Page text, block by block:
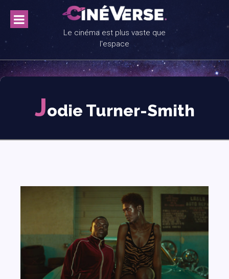
content
Le cinéma est plus vaste que
l'espace
Jodie Turner-Smith